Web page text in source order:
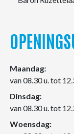
Maandag:
van 08.30 u. tot
Dinsdag:
van 08.30 u. tot
Woensdag: